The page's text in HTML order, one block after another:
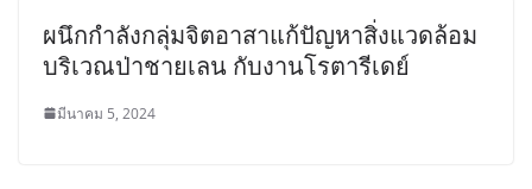
ผนึกกำลังกลุ่มจิตอาสาแก้ปัญหาสิ่งแวดล้อม
บริเวณป่าชายเลน กับงานโรตารีเดย์
มีนาคม 5, 2024